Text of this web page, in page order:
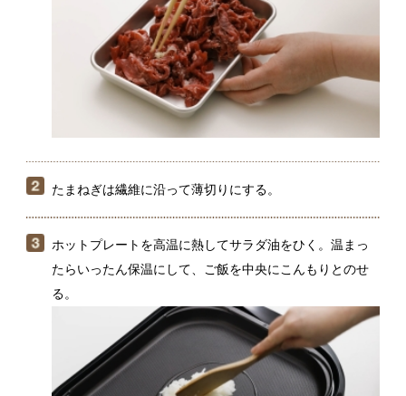
たまねぎは繊維に沿って薄切りにする。
ホットプレートを高温に熱してサラダ油をひく。温まっ
たらいったん保温にして、ご飯を中央にこんもりとのせ
る。
再び高温にして、（３）のご飯の周りに（２）のたまね